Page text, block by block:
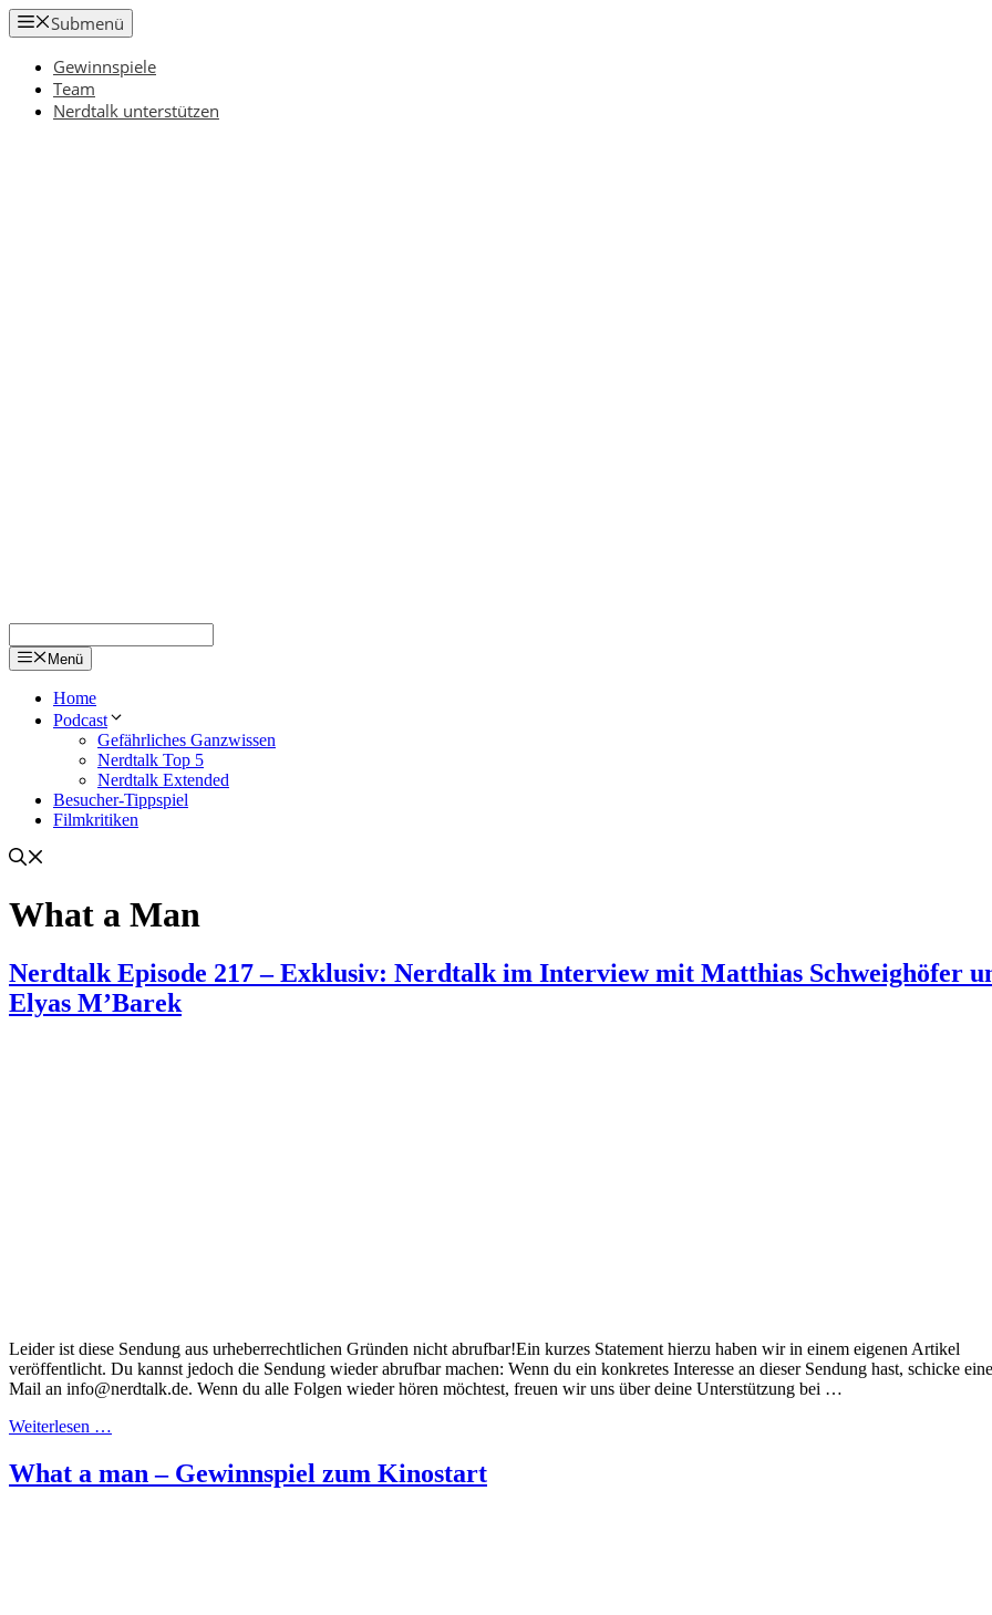
Zum
Inhalt
springen
Submenü
Gewinnspiele
Team
Nerdtalk unterstützen
Menü
Home
Podcast
Gefährliches Ganzwissen
Nerdtalk Top 5
Nerdtalk Extended
Besucher-Tippspiel
Filmkritiken
What a Man
Nerdtalk Episode 217 – Exklusiv: Nerdtalk im Interview mit Matthias Schweighöfer
Elyas M’Barek
Leider ist diese Sendung aus urheberrechtlichen Gründen nicht abrufbar!Ein kurzes Statement hierzu haben wir in einem eigenen Artikel
veröffentlicht. Du kannst jedoch die Sendung wieder abrufbar machen: Wenn du ein konkretes Interesse an dieser Sendung hast, schicke
Mail an info@nerdtalk.de. Wenn du alle Folgen wieder hören möchtest, freuen wir uns über deine Unterstützung bei …
Weiterlesen …
What a man – Gewinnspiel zum Kinostart